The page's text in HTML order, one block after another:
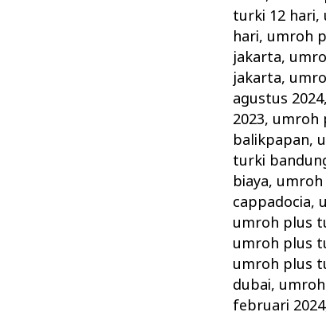
turki 12 hari,
hari, umroh
jakarta,
jakarta,
agustus 2024,
2023, umroh
balikpapan,
turki
biaya,
cappadocia,
umroh plus
umroh plus
umroh plus
dubai,
februari 2024